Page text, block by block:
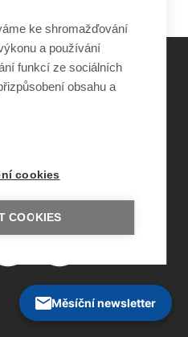
Sirius
e-mailem
o webu
údajů
Měsíční newsletter
ke shromažďování
a používání
funkcí ze sociálních
obsahu a
cookies
COOKIES